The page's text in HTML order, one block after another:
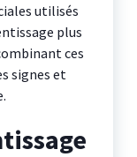
utilisés
plus
ces
signes et